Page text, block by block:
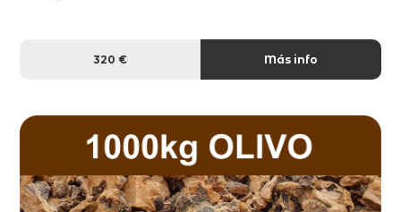
320 € Más info